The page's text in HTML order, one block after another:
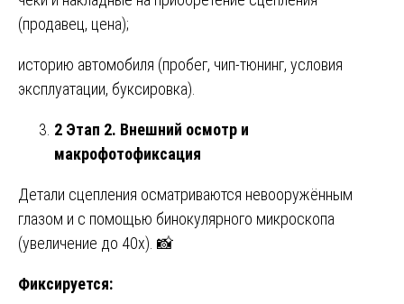
(продавец, цена);
историю автомобиля (пробег, чип-тюнинг, условия
эксплуатации, буксировка).
2 Этап 2. Внешний осмотр и
макрофотофиксация
Детали сцепления осматриваются невооружённым
глазом и с помощью бинокулярного микроскопа
(увеличение до 40х). 📸
Фиксируется: